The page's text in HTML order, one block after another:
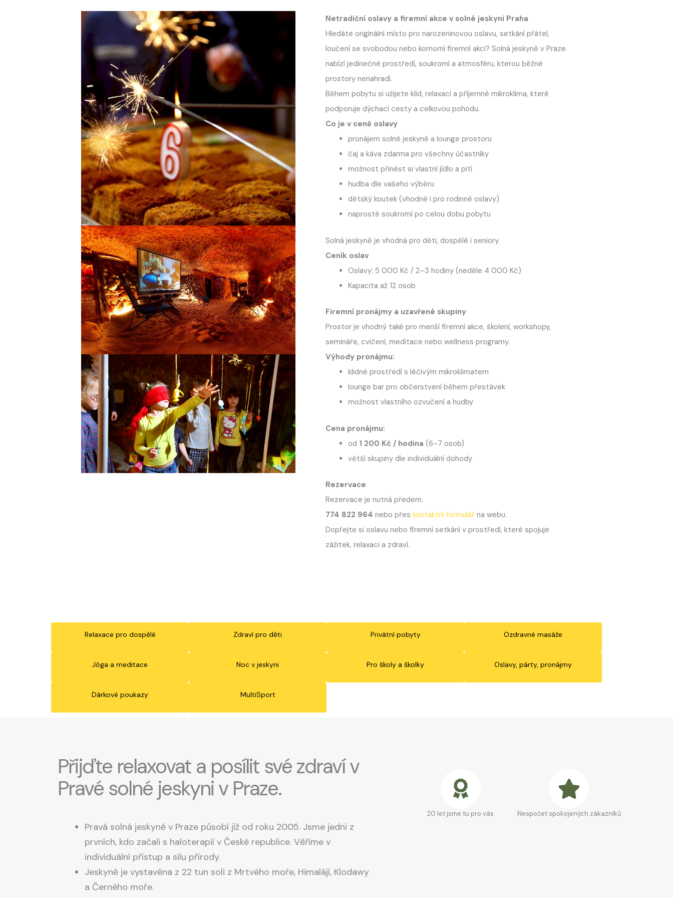
Netradiční oslavy a firemní akce v solné jeskyni Praha
Hledáte originální místo pro narozeninovou oslavu, setkání přátel,
loučení se svobodou nebo komorní firemní akci? Solná jeskyně v Praze
nabízí jedinečné prostředí, soukromí a atmosféru, kterou běžné
prostory nenahradí.
Během pobytu si užijete klid, relaxaci a příjemné mikroklima, které
podporuje dýchací cesty a celkovou pohodu.
Co je v ceně oslavy
pronájem solné jeskyně a lounge prostoru
čaj a káva zdarma pro všechny účastníky
možnost přinést si vlastní jídlo a pití
hudba dle vašeho výběru
dětský koutek (vhodné i pro rodinné oslavy)
naprosté soukromí po celou dobu pobytu
Solná jeskyně je vhodná pro děti, dospělé i seniory.
Ceník oslav
Oslavy: 5 000 Kč / 2–3 hodiny (neděle 4 000 Kč)
Kapacita až 12 osob
Firemní pronájmy a uzavřené skupiny
Prostor je vhodný také pro menší firemní akce, školení, workshopy,
semináře, cvičení, meditace nebo wellness programy.
Výhody pronájmu:
klidné prostředí s léčivým mikroklimatem
lounge bar pro občerstvení během přestávek
možnost vlastního ozvučení a hudby
Cena pronájmu:
od 1 200 Kč / hodina (6–7 osob)
větší skupiny dle individuální dohody
Rezervace
Rezervace je nutná předem.
774 822 964 nebo přes kontaktní formulář na webu.
Dopřejte si oslavu nebo firemní setkání v prostředí, které spojuje
zážitek, relaxaci a zdraví.
Relaxace pro dospělé Zdraví pro děti Privátní pobyty Ozdravné masáže
Jóga a meditace Noc v jeskyni Pro školy a školky Oslavy, párty, pronájmy
Dárkové poukazy MultiSport
Přijďte relaxovat a posílit své zdraví v
Pravé solné jeskyni v Praze.
Pravá solná jeskyně v Praze působí již od roku 2005. Jsme jedni z
prvních, kdo začali s haloterapií v České republice. Věříme v
individuální přístup a sílu přírody.
Jeskyně je vystavěna z 22 tun soli z Mrtvého moře, Himalájí, Klodawy
a Černého moře.
20 let jsme tu pro vás Nespočet spokojených zákazníků